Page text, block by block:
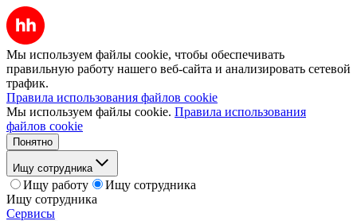
Мы используем файлы cookie, чтобы обеспечивать
правильную работу нашего веб-сайта и анализировать сетевой
трафик.
Правила использования файлов cookie
Мы используем файлы cookie. Правила использования
файлов cookie
Понятно
Ищу сотрудника
Ищу работу
Ищу сотрудника
Ищу сотрудника
Сервисы